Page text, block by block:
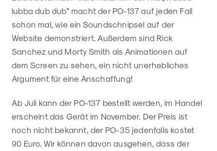
lubba dub dub” macht der PO-137 auf jeden Fall
schon mal, wie ein Soundschnipsel auf der
Website demonstriert. Außerdem sind Rick
Sanchez und Morty Smith als Animationen auf
dem Screen zu sehen, ein nicht unerhebliches
Argument für eine Anschaffung!
Ab Juli kann der PO-137 bestellt werden, im Handel
erscheint das Gerät im November. Der Preis ist
noch nicht bekannt, der PO-35 jedenfalls kostet
90 Euro. Wir können davon ausgehen, dass der